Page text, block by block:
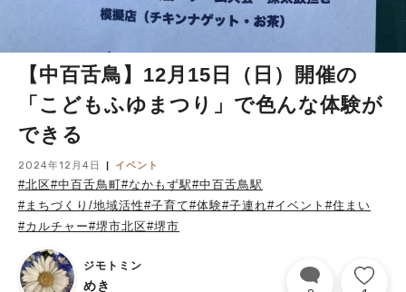
【中百舌鳥】12月15日（日）開催の
「こどもふゆまつり」で色んな体験が
できる
2024年12月4日 イベント
#北区#中百舌鳥町#なかもず駅#中百舌鳥駅
#まちづくり/地域活性#子育て#体験#子連れ#イベント #住まい
#カルチャー#堺市北区#堺市
ジモトミン
めき